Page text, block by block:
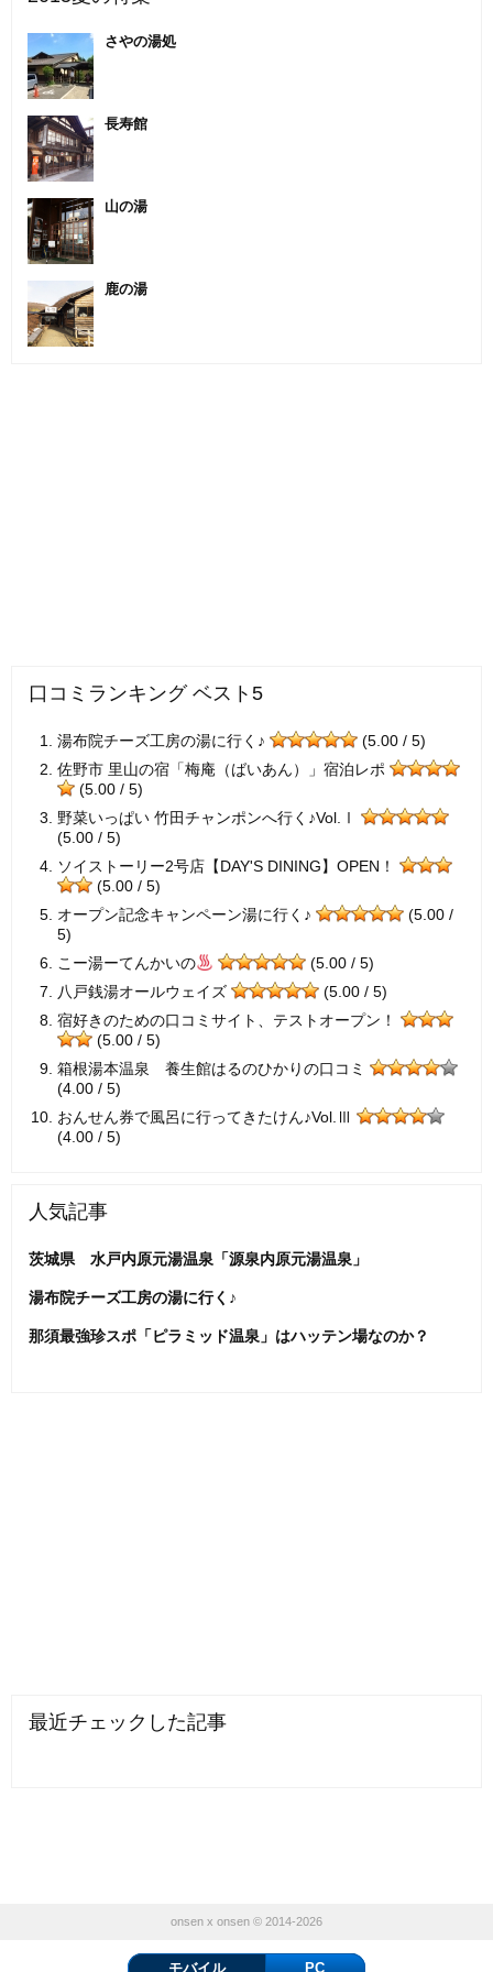
さやの湯処
長寿館
山の湯
鹿の湯
口コミランキング ベスト5
湯布院チーズ工房の湯に行く♪
(5.00 / 5)
佐野市 里山の宿「梅庵（ばいあん）」宿泊レポ
(5.00 / 5)
野菜いっぱい 竹田チャンポンへ行く♪Vol.Ⅰ
(5.00 / 5)
ソイストーリー2号店【DAY'S DINING】OPEN！
(5.00 / 5)
オープン記念キャンペーン湯に行く♪
(5.00 /
5)
こー湯ーてんかいの
(5.00 / 5)
八戸銭湯オールウェイズ
(5.00 / 5)
宿好きのための口コミサイト、テストオープン！
(5.00 / 5)
箱根湯本温泉 養生館はるのひかりの口コミ
(4.00 / 5)
おんせん券で風呂に行ってきたけん♪Vol.Ⅲ
(4.00 / 5)
人気記事
茨城県 水戸内原元湯温泉「源泉内原元湯温泉」
湯布院チーズ工房の湯に行く♪
那須最強珍スポ「ピラミッド温泉」はハッテン場なのか？
最近チェックした記事
onsen x onsen © 2014-2026
モバイル PC